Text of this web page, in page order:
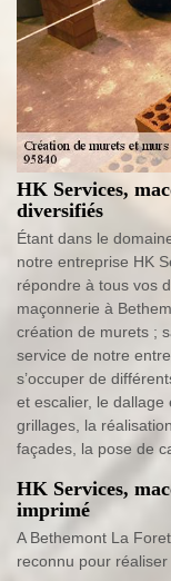
HK Services,
diversifiés
Étant dans le
notre entreprise HK
répondre à tous vos
maçonnerie à
création de murets ;
service de notre
s’occuper de
et escalier, le
grillages, la
façades, la pose de
HK Services,
imprimé
A Bethemont La
reconnu pour